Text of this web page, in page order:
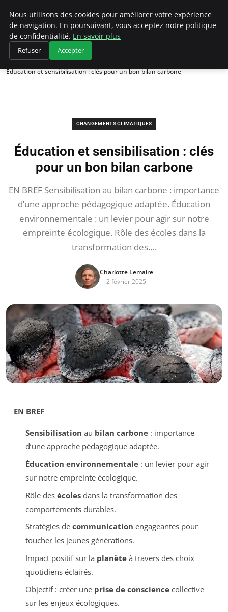
Climategatecountryclub.com
Accueil
Changements climatiques
Éducation et sensibilisation : clés pour un bon bilan carbone
CHANGEMENTS CLIMATIQUES
Éducation et sensibilisation : clés
pour un bon bilan carbone
EN BREF Sensibilisation au bilan carbone : importance
d’une approche pédagogique adaptée. Éducation
environnementale : un levier pour agir sur notre
empreinte écologique. Rôle des écoles dans la
transformation des….
Charlotte Lemaire
2 février 2025
EN BREF
Sensibilisation au bilan carbone: importance
d’une approche pédagogique adaptée.
Éducation environnementale: un levier pour agir
sur notre empreinte écologique.
Rôle des écolesdans la transformation des
comportements durables.
Stratégies de communication engageantes pour
toucher les jeunes générations.
Impact positif sur la planèteà travers des choix
quotidiens éclairés.
Objectif : créer une prise de consciencecollective
sur les enjeux écologiques.
Nous utilisons des cookies pour améliorer votre expérience
de navigation. En poursuivant, vous acceptez notre politique
de confidentialité. En savoir plus
Refuser Accepter